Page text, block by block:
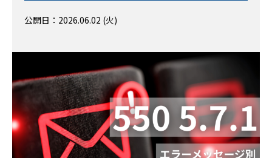
公開日：2026.06.02 (火)